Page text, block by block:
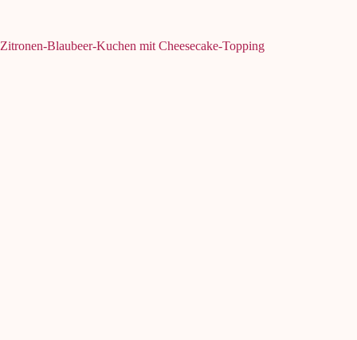
Zitronen-Blaubeer-Kuchen mit Cheesecake-Topping